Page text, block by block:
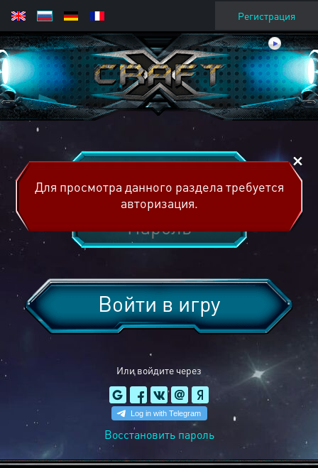
Регистрация
Или войдите через
Войти в игру
Восстановить пароль
Для просмотра данного раздела требуется
авторизация.